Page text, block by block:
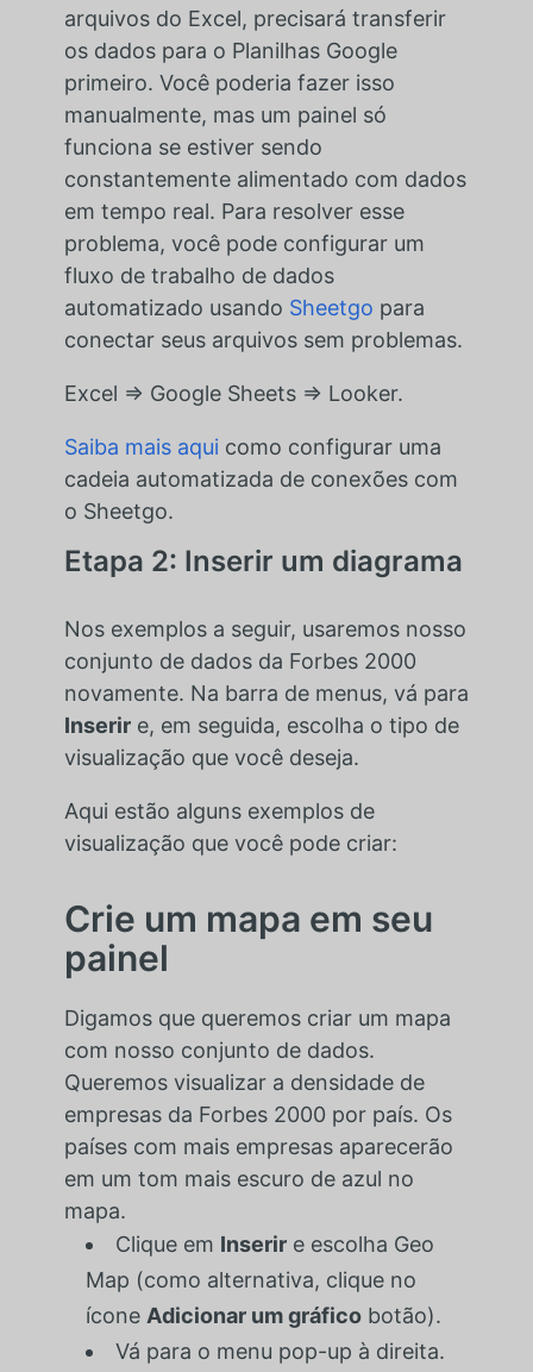
arquivos do Excel, precisará transferir
os dados para o Planilhas Google
primeiro. Você poderia fazer isso
manualmente, mas um painel só
funciona se estiver sendo
constantemente alimentado com dados
em tempo real. Para resolver esse
problema, você pode configurar um
fluxo de trabalho de dados
automatizado usando Sheetgo para
conectar seus arquivos sem problemas.
Excel ⇒ Google Sheets ⇒ Looker.
Saiba mais aqui como configurar uma
cadeia automatizada de conexões com
o Sheetgo.
Etapa 2: Inserir um diagrama
Nos exemplos a seguir, usaremos nosso
conjunto de dados da Forbes 2000
novamente. Na barra de menus, vá para
Inserire, em seguida, escolha o tipo de
visualização que você deseja.
Aqui estão alguns exemplos de
visualização que você pode criar:
Crie um mapa em seu
painel
Digamos que queremos criar um mapa
com nosso conjunto de dados.
Queremos visualizar a densidade de
empresas da Forbes 2000 por país. Os
países com mais empresas aparecerão
em um tom mais escuro de azul no
mapa.
Clique em Inserire escolha Geo
Map (como alternativa, clique no
ícone Adicionar um gráficobotão).
Vá para o menu pop-up à direita.